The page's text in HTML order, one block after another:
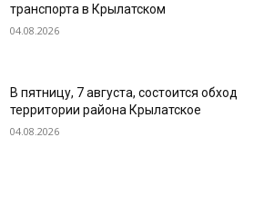
транспорта в Крылатском
04.08.2026
В пятницу, 7 августа, состоится обход
территории района Крылатское
04.08.2026